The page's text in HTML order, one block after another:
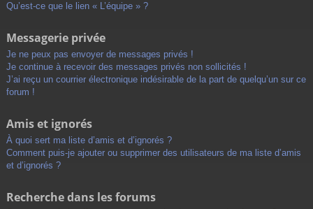
Qu’est-ce que le lien « L’équipe » ?
Messagerie privée
Je ne peux pas envoyer de messages privés !
Je continue à recevoir des messages privés non sollicités !
J’ai reçu un courrier électronique indésirable de la part de quelqu’un sur ce
forum !
Amis et ignorés
À quoi sert ma liste d’amis et d’ignorés ?
Comment puis-je ajouter ou supprimer des utilisateurs de ma liste d’amis
et d’ignorés ?
Recherche dans les forums